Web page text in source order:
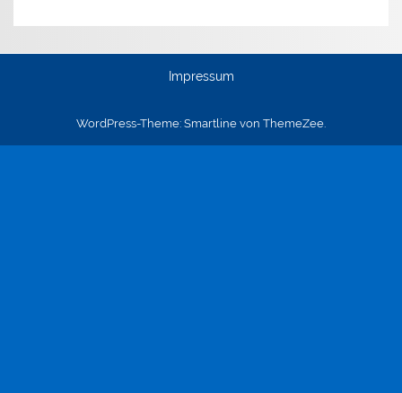
Impressum
WordPress-Theme: Smartline von ThemeZee.